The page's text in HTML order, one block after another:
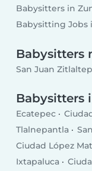
Babysitters in
Babysitting Jobs
Babysitters
San Juan
Babysitters
Ecatepec
Tlalnepantla
Ciudad López
Ixtapaluca